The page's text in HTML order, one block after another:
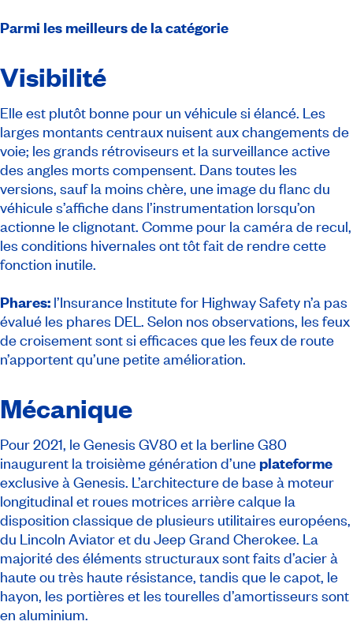
Parmi les meilleurs de la catégorie
Visibilité
Elle est plutôt bonne pour un véhicule si élancé. Les
larges montants centraux nuisent aux changements de
voie; les grands rétroviseurs et la surveillance active
des angles morts compensent. Dans toutes les
versions, sauf la moins chère, une image du flanc du
véhicule s’affiche dans l’instrumentation lorsqu’on
actionne le clignotant. Comme pour la caméra de recul,
les conditions hivernales ont tôt fait de rendre cette
fonction inutile.
Phares: l’Insurance Institute for Highway Safety n’a pas
évalué les phares DEL. Selon nos observations, les feux
de croisement sont si efficaces que les feux de route
n’apportent qu’une petite amélioration.
Mécanique
Pour 2021, le Genesis GV80 et la berline G80
inaugurent la troisième génération d’une plateforme
exclusive à Genesis. L’architecture de base à moteur
longitudinal et roues motrices arrière calque la
disposition classique de plusieurs utilitaires européens,
du Lincoln Aviator et du Jeep Grand Cherokee. La
majorité des éléments structuraux sont faits d’acier à
haute ou très haute résistance, tandis que le capot, le
hayon, les portières et les tourelles d’amortisseurs sont
en aluminium.